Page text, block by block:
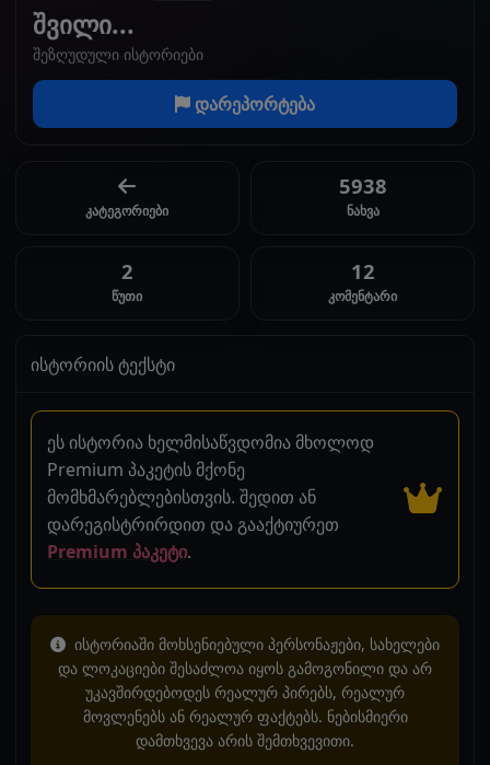
შვილი...
შეზღუდული ისტორიები
დარეპორტება
კატეგორიები
5938
ნახვა
2
წუთი
12
კომენტარი
ისტორიის ტექსტი
ეს ისტორია ხელმისაწვდომია მხოლოდ
Premium პაკეტის მქონე
მომხმარებლებისთვის. შედით ან
დარეგისტრირდით და გააქტიურეთ
Premium პაკეტი.
ისტორიაში მოხსენიებული პერსონაჟები, სახელები
და ლოკაციები შესაძლოა იყოს გამოგონილი და არ
უკავშირდებოდეს რეალურ პირებს, რეალურ
მოვლენებს ან რეალურ ფაქტებს. ნებისმიერი
დამთხვევა არის შემთხვევითი.